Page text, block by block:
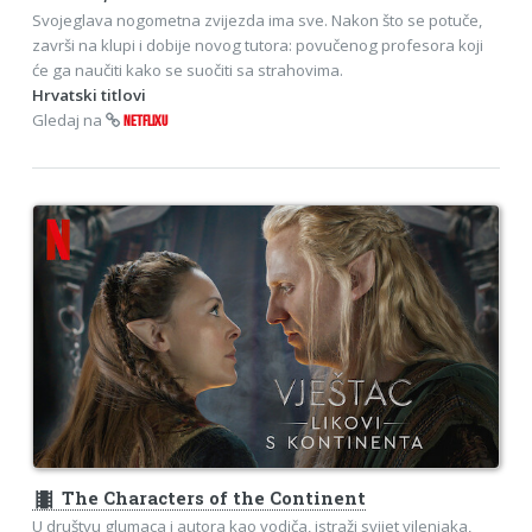
Svojeglava nogometna zvijezda ima sve. Nakon što se potuče,
završi na klupi i dobije novog tutora: povučenog profesora koji
će ga naučiti kako se suočiti sa strahovima.
Hrvatski titlovi
Gledaj na
NETFLIXU
theaters The Characters of the Continent
U društvu glumaca i autora kao vodiča, istraži svijet vilenjaka,